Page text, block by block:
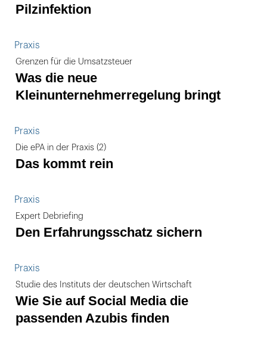
Pilzinfektion
Praxis
Grenzen für die Umsatzsteuer
Was die neue
Kleinunternehmerregelung bringt
Praxis
Die ePA in der Praxis (2)
Das kommt rein
Praxis
Expert Debriefing
Den Erfahrungsschatz sichern
Praxis
Studie des Instituts der deutschen Wirtschaft
Wie Sie auf Social Media die
passenden Azubis finden